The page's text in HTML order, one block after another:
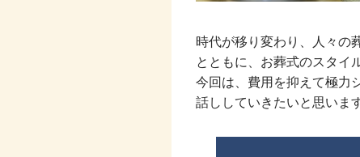
時代が移り変わり、人々の
とともに、お葬式のスタイ
今回は、費用を抑えて極力
話ししていきたいと思います